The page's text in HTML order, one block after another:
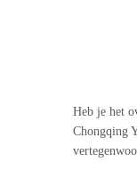
Heb je het
Chongqing